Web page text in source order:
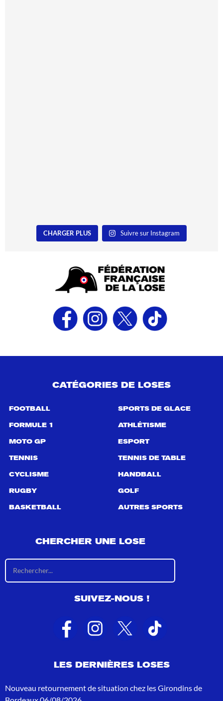
CHARGER PLUS Suivre sur Instagram
CATÉGORIES DE LOSES
FOOTBALL
FORMULE 1
MOTO GP
TENNIS
CYCLISME
RUGBY
BASKETBALL
SPORTS DE GLACE
ATHLÉTISME
ESPORT
TENNIS DE TABLE
HANDBALL
GOLF
AUTRES SPORTS
CHERCHER UNE LOSE
s
l
a
t
s
r
c
SUIVEZ-NOUS !
LES DERNIÈRES LOSES
Nouveau retournement de situation chez les Girondins de